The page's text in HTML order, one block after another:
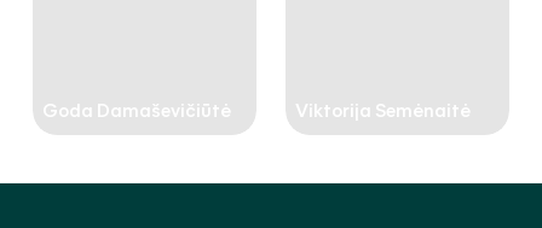
Goda Damaševičiūtė Viktorija Semėnaitė